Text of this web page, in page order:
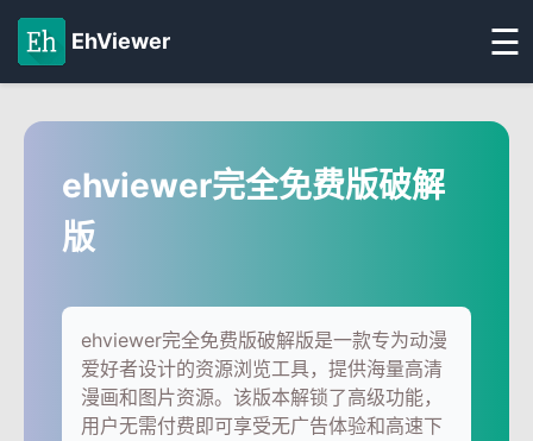
EhViewer ☰
ehviewer完全免费版破解
版
ehviewer完全免费版破解版是一款专为动漫
爱好者设计的资源浏览工具，提供海量高清
漫画和图片资源。该版本解锁了高级功能，
用户无需付费即可享受无广告体验和高速下